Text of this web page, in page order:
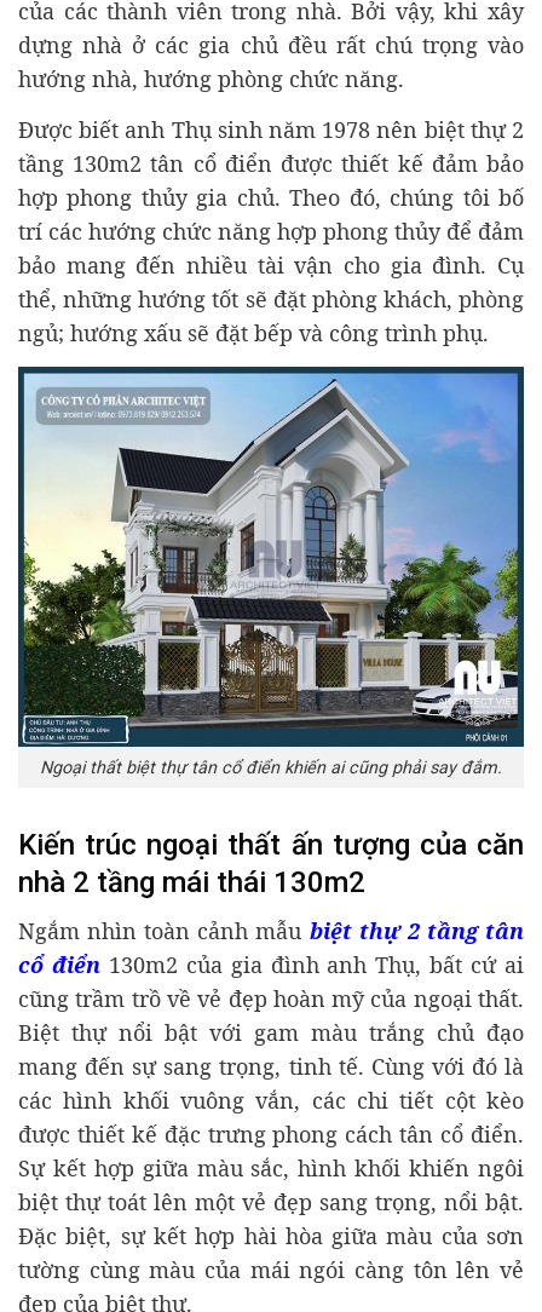
của các thành viên trong nhà. Bởi vậy, khi xây
dựng nhà ở các gia chủ đều rất chú trọng vào
hướng nhà, hướng phòng chức năng.
Được biết anh Thụ sinh năm 1978 nên biệt thự 2
tầng 130m2 tân cổ điển được thiết kế đảm bảo
hợp phong thủy gia chủ. Theo đó, chúng tôi bố
trí các hướng chức năng hợp phong thủy để đảm
bảo mang đến nhiều tài vận cho gia đình. Cụ
thể, những hướng tốt sẽ đặt phòng khách, phòng
ngủ; hướng xấu sẽ đặt bếp và công trình phụ.
Ngoại thất biệt thự tân cổ điển khiến ai cũng phải say đắm.
Kiến trúc ngoại thất ấn tượng của căn
nhà 2 tầng mái thái 130m2
Ngắm nhìn toàn cảnh mẫu biệt thự 2 tầng tân
cổ điển130m2 của gia đình anh Thụ, bất cứ ai
cũng trầm trồ về vẻ đẹp hoàn mỹ của ngoại thất.
Biệt thự nổi bật với gam màu trắng chủ đạo
mang đến sự sang trọng, tinh tế. Cùng với đó là
các hình khối vuông vắn, các chi tiết cột kèo
được thiết kế đặc trưng phong cách tân cổ điển.
Sự kết hợp giữa màu sắc, hình khối khiến ngôi
biệt thự toát lên một vẻ đẹp sang trọng, nổi bật.
Đặc biệt, sự kết hợp hài hòa giữa màu của sơn
tường cùng màu của mái ngói càng tôn lên vẻ
đẹp của biệt thự.